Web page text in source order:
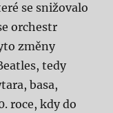
se snižovalo
orchestr
změny
tedy
basa,
roce, kdy do